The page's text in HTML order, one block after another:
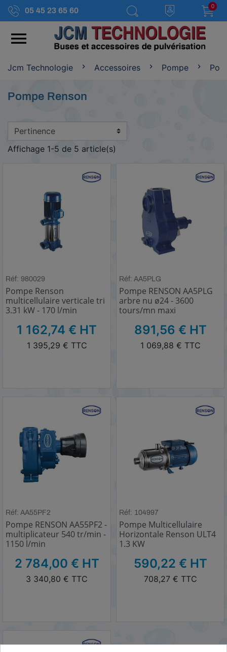
05 45 23 65 60
0

Jcm Technologie Accessoires Pompe
Pompe Renson
Affichage 1-5 de 5 article(s)
Réf: 980029
Pompe Renson
multicellulaire verticale tri
3.31 kW - 170 l/min
1 162,74 € HT
1 395,29 € TTC
Réf: AA5PLG
Pompe RENSON AA5PLG
arbre nu ø24 - 3600
tours/mn maxi
891,56 € HT
1 069,88 € TTC
Réf: AA55PF2
Pompe RENSON AA55PF2 -
multiplicateur 540 tr/min -
1150 l/min
HT2 784,00 € HT
3 340,80 € TTC
Réf: 104997
Pompe Multicellulaire
Horizontale Renson ULT4
1.3 KW
590,22 € HT
708,27 € TTC